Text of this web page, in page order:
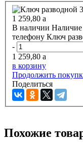
1 259,80 a
В наличии Наличие
телефону Ключ
-
1 259,80 a
в корзину
Продолжить
Поделиться
Похожие